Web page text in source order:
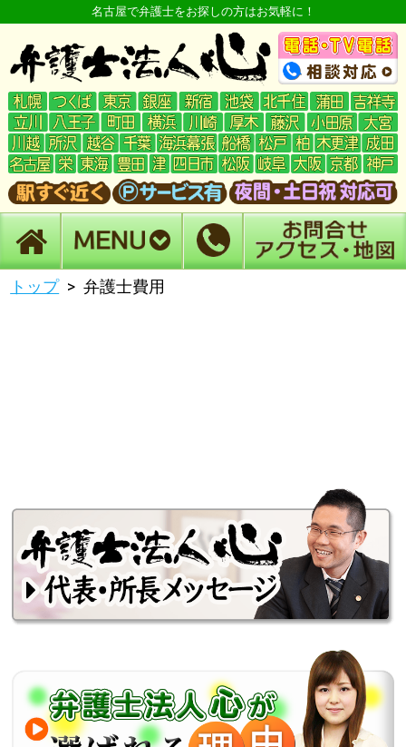
名古屋で弁護士をお探しの方はお気軽に！
トップ 弁護士費用